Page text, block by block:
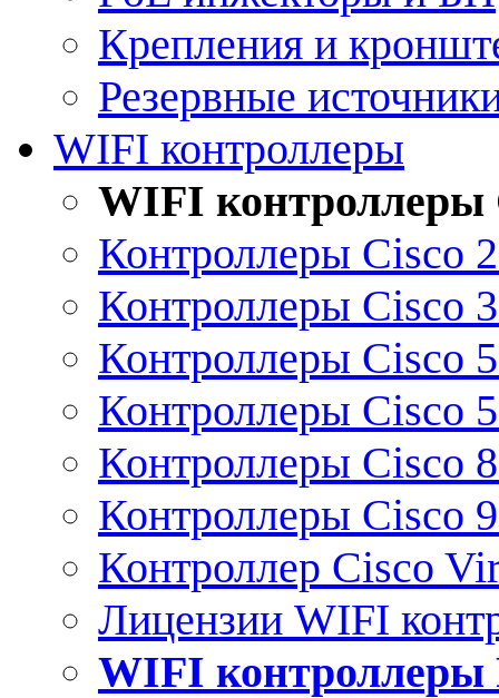
Крепления и
Резервные
WIFI контроллеры
WIFI контроллеры
Контроллеры Cisco
Контроллеры Cisco
Контроллеры Cisco
Контроллеры Cisco
Контроллеры Cisco
Контроллеры Cisco
Контроллер Cisco
Лицензии WIFI
WIFI контроллеры